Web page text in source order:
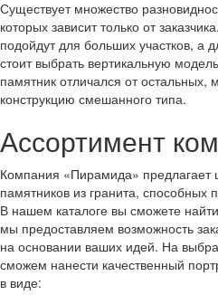
Существует множество
которых зависит только от
подойдут для больших участков, а
стоит выбрать вертикальную
памятник отличался от остальных,
конструкцию смешанного типа.
Ассортимент
Компания «Пирамида»
памятников из гранита, способных
В нашем каталоге вы сможете
мы предоставляем возможность
на основании ваших идей. На
сможем нанести качественный
в виде: